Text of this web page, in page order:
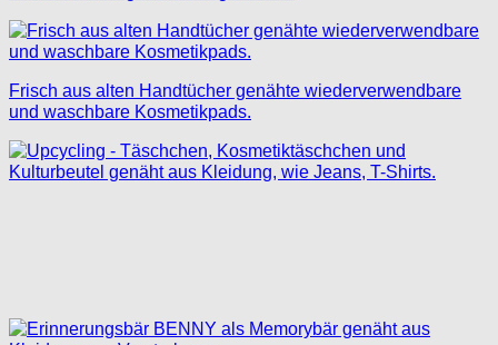
Frisch aus alten Handtücher genähte wiederverwendbare
und waschbare Kosmetikpads.